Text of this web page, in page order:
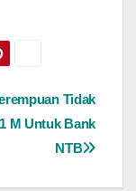
Tidak
M Untuk Bank
NTB